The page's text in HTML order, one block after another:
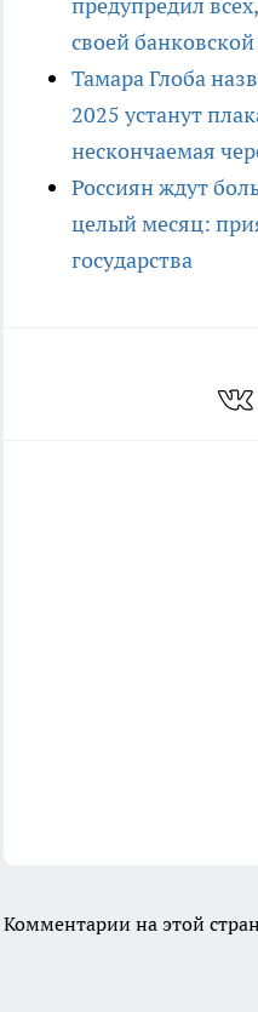
своей
Тамара Глоба
2025 устанут
нескончаемая
Россиян ждут
целый месяц:
государства
Комментарии на этой